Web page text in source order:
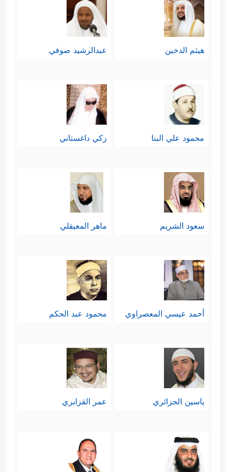
هيثم الدخين عبدالرشيد صوفي
محمود علي البنا زكي داغستاني
سعود الشريم ماهر المعيقلي
أحمد عيسي المعصراوي محمود عبد الحكم
ياسين الجزائري عمر القزابري